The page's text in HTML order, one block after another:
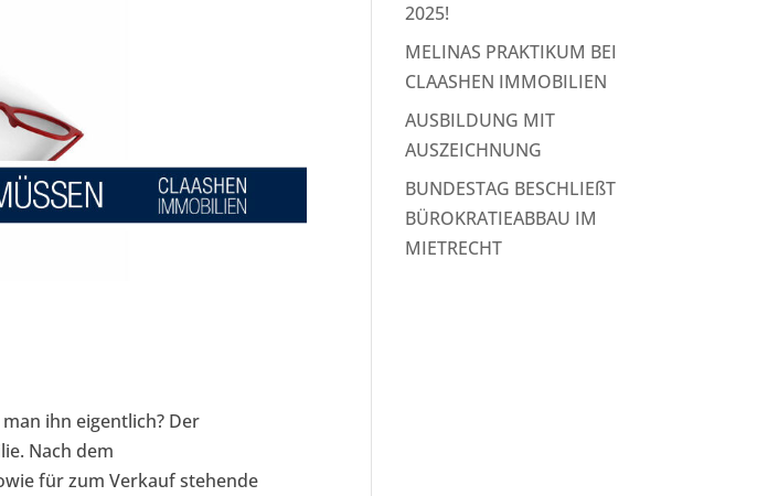
ihn eigentlich? Der
Nach dem
für zum Verkauf stehende
2025!
MELINAS PRAKTIKUM BEI
CLAASHEN IMMOBILIEN
AUSBILDUNG MIT
AUSZEICHNUNG
BUNDESTAG BESCHLIEßT
BÜROKRATIEABBAU IM
MIETRECHT